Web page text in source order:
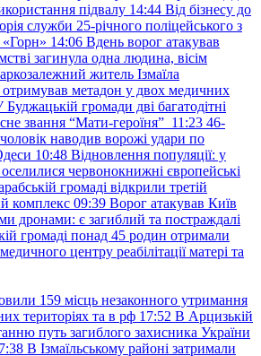
підвалу 14:44 Від бізнесу до
служби 25-річного поліцейського з
14:06 Вдень ворог атакував
загинула одна людина, вісім
житель Ізмаїла
метадон у двох медичних
Буджацькій громади дві багатодітні
звання “Мати-героїня” 11:23 46-
наводив ворожі удари по
10:48 Відновлення популяції: у
червонокнижні європейські
громаді відкрили третій
комплекс 09:39 Ворог атакував Київ
дронами: є загиблий та постраждалі
громаді понад 45 родин отримали
центру реабілітації матері та
159 місць незаконного утримання
територіях та в рф 17:52 В Арцизькій
путь загиблого захисника України
В Ізмаїльському районі затримали